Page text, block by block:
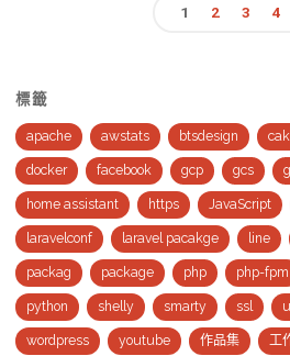
境
應
用
集"
導
覽
1 2 3 4
標籤
apache awstats btsdesign
docker facebook gcp gcs
home assistant https JavaScript
laravelconf laravel pacakge line
packag package php php-fpm
python shelly smarty ssl
wordpress youtube 作品集 工